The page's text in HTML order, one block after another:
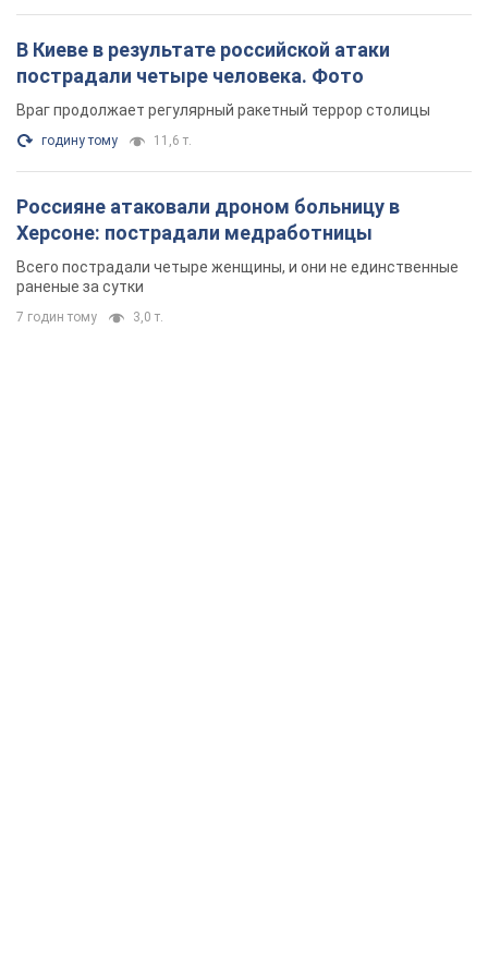
В Киеве в результате российской атаки
пострадали четыре человека. Фото
Враг продолжает регулярный ракетный террор столицы
годину тому 11,6 т.
Россияне атаковали дроном больницу в
Херсоне: пострадали медработницы
Всего пострадали четыре женщины, и они не единственные
раненые за сутки
7 годин тому 3,0 т.